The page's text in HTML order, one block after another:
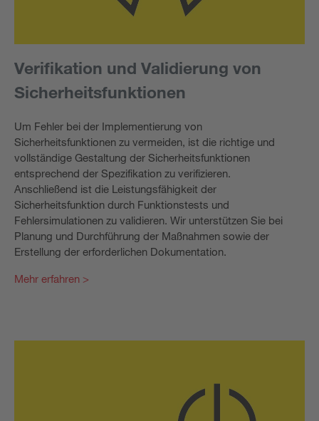
Verifikation und Validierung von
Sicherheitsfunktionen
Um Fehler bei der Implementierung von
Sicherheitsfunktionen zu vermeiden, ist die richtige und
vollständige Gestaltung der Sicherheitsfunktionen
entsprechend der Spezifikation zu verifizieren.
Anschließend ist die Leistungsfähigkeit der
Sicherheitsfunktion durch Funktionstests und
Fehlersimulationen zu validieren. Wir unterstützen Sie bei
Planung und Durchführung der Maßnahmen sowie der
Erstellung der erforderlichen Dokumentation.
Mehr erfahren >